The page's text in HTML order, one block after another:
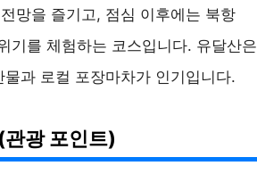
망을 즐기고, 점심 이후에는 북항
기를 체험하는 코스입니다. 유달산은
과 로컬 포장마차가 인기입니다.
광 포인트)